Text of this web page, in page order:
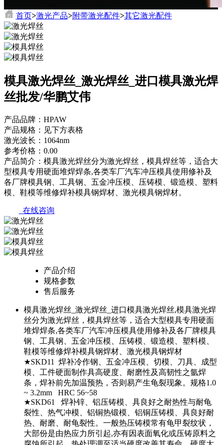
首页>激光产品>附带激光配件>其它激光配件
模具激光焊丝_激光焊丝_进口模具激光焊
丝批发/华鹏艾伟
产品品牌：HPAW
产品规格：见下方表格
激光波长：1064nm
参考价格：0.00
产品简介：模具激光焊丝分为激光焊丝，模具焊丝等，适合大
型模具专用硬面堆焊焊条,各类车厂汽车冲压模具使用修补及
各厂牌模具钢、工具钢、五金冲压模、压铸模、锻造模、塑料
模、鞋模等维修焊补模具钢焊材、激光模具钢焊材。
在线咨询
产品介绍
规格参数
售后服务
模具激光焊丝_激光焊丝_进口模具激光焊丝,模具激光焊
丝分为激光焊丝，模具焊丝等，适合大型模具专用硬面
堆焊焊条,各类车厂汽车冲压模具使用修补及各厂牌模具
钢、工具钢、五金冲压模、压铸模、锻造模、塑料模、
鞋模等维修焊补模具钢焊材、激光模具钢焊材
★SKD11 焊补冷作钢、五金冲压模、切模、刀具、成型
模、工件硬面制作具高硬度、耐磨性及高韧性之氩焊
条，焊补前先加温预热，否则易产生龟裂现象。规格1.0
~ 3.2mm HRC 56~58
★SKD61 焊补锌、铝压铸模、具良好之耐热性与耐龟
裂性、热气冲模、铝铜热锻模、铝铜压铸模、具良好耐
热、耐磨、耐龟裂性。一般热压铸模常有龟甲裂纹状，
大部份是由热应力所引起,亦有因表面氧化或压铸原料之